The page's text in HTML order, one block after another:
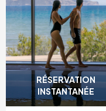
RÉSERVATION
INSTANTANÉE